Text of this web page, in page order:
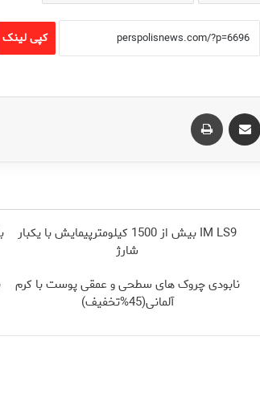
کپی لینک
لینکدین اشتراک گذاری از طریق ایمیل
IM LS9 بیش از 1500 کیلومترپیمایش با یکبار
شارژ
نابودی چروک های سطحی و عمقی پوست با کرم
آلمانی(45%تخفیف)